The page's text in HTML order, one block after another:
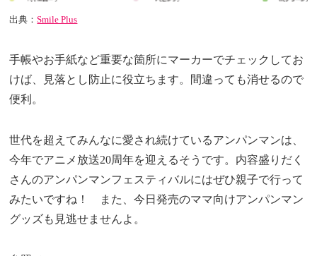
出典：Smile Plus
手帳やお手紙など重要な箇所にマーカーでチェックしてお
けば、見落とし防止に役立ちます。間違っても消せるので
便利。
世代を超えてみんなに愛され続けているアンパンマンは、
今年でアニメ放送20周年を迎えるそうです。内容盛りだく
さんのアンパンマンフェスティバルにはぜひ親子で行って
みたいですね！ また、今日発売のママ向けアンパンマン
グッズも見逃せませんよ。